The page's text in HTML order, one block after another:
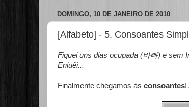
DOMINGO, 10 DE JANEIRO DE 2010
[Alfabeto] - 5. Consoantes
Fiquei uns dias ocupada (바빠) e sem
Eniuêi...
Finalmente chegamos às consoantes!